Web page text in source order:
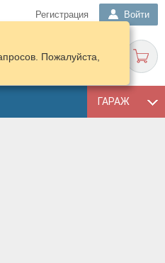
Регистрация Войти
ГАРАЖ
Пожалуйста,